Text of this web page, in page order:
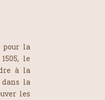
pour la
le
à la
la
les